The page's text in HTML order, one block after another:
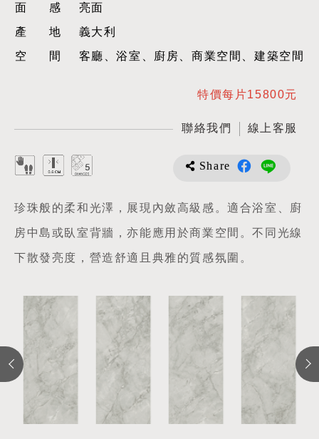
面感亮面
產地義大利
空間客廳、浴室、廚房、商業空間、建築空間
特價每片15800元
聯絡我們 線上客服
Share
珍珠般的柔和光澤，展現內斂高級感。適合浴室、廚
房中島或臥室背牆，亦能應用於商業空間。不同光線
下散發亮度，營造舒適且典雅的質感氛圍。